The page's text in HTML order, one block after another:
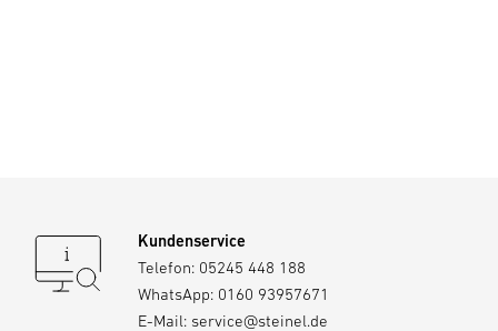
Kundenservice
Telefon: 05245 448 188
WhatsApp: 0160 93957671
E-Mail: service@steinel.de